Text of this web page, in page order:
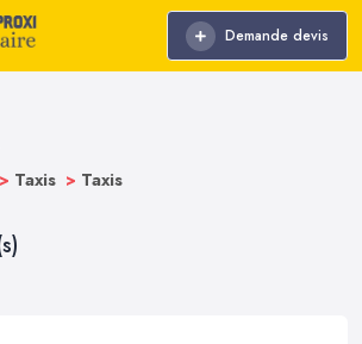
Demande devis
> Taxis > Taxis